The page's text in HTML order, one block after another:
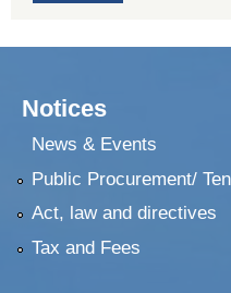
Notices
News & Events
Public Procurement/
Act, law and directives
Tax and Fees